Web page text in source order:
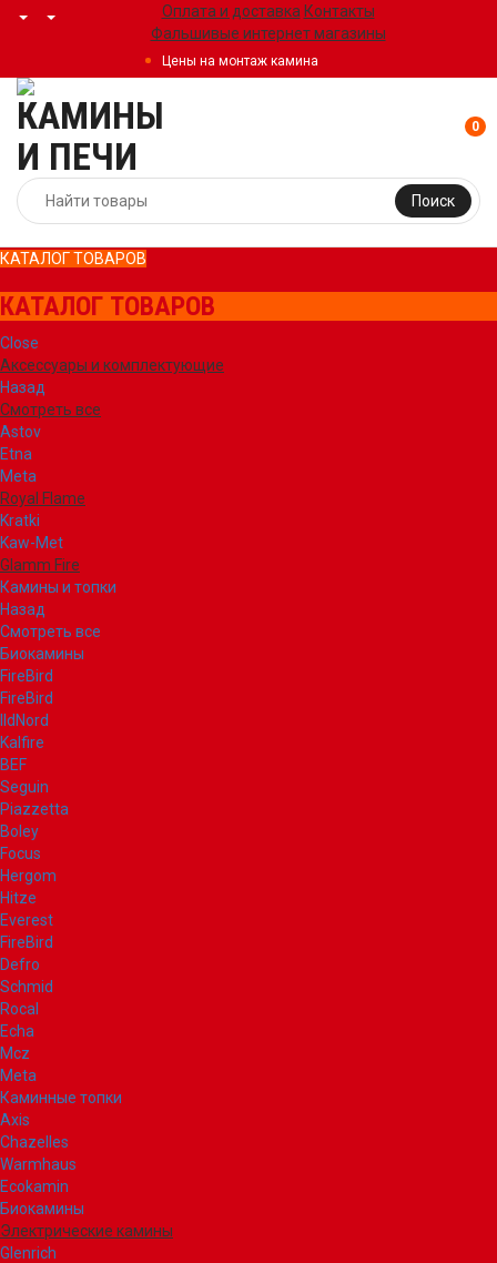
Оплата и доставка Контакты
Фальшивые интернет магазины
Цены на монтаж камина
Поиск
0
КАТАЛОГ ТОВАРОВ
КАТАЛОГ ТОВАРОВ
Close
Аксессуары и комплектующие
Назад
Смотреть все
Astov
Etna
Meta
Royal Flame
Kratki
Kaw-Met
Glamm Fire
Камины и топки
Назад
Смотреть все
Биокамины
FireBird
FireBird
IldNord
Kalfire
BEF
Seguin
Piazzetta
Boley
Focus
Hergom
Hitze
Everest
FireBird
Defro
Schmid
Rocal
Echa
Mcz
Meta
Каминные топки
Axis
Chazelles
Warmhaus
Ecokamin
Биокамины
Электрические камины
Glenrich